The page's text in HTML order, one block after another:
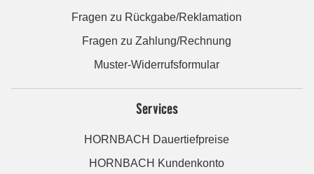
Fragen zu Rückgabe/Reklamation
Fragen zu Zahlung/Rechnung
Muster-Widerrufsformular
Services
HORNBACH Dauertiefpreise
HORNBACH Kundenkonto